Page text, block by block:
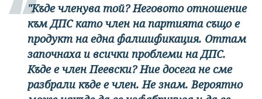
"Къде членува той? Неговото отношение
към ДПС като член на партията също е
продукт на една фалшификация. Оттам
започнаха и всички проблеми на ДПС.
Къде е член Пеевски? Ние досега не сме
разбрали къде е член. Не знам. Вероятно